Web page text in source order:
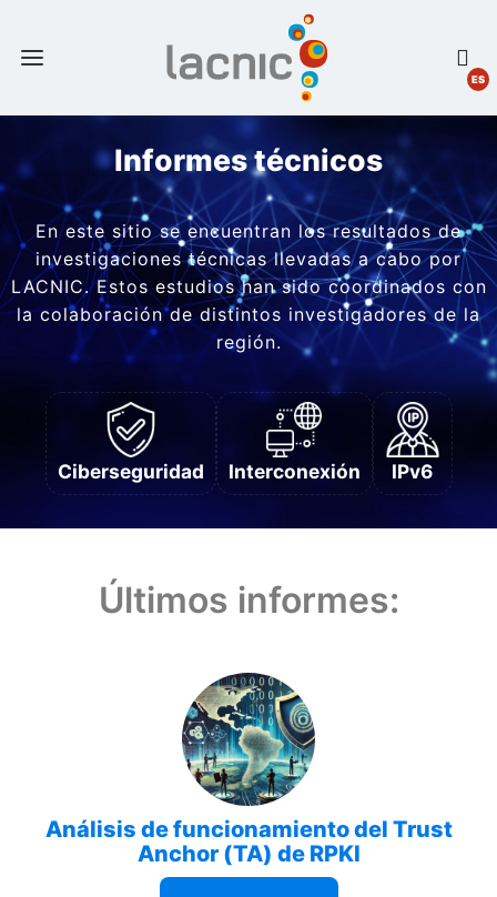
ES
Informes técnicos
En este sitio se encuentran los resultados de
investigaciones técnicas llevadas a cabo por
LACNIC. Estos estudios han sido coordinados con
la colaboración de distintos investigadores de la
región.
Ciberseguridad Interconexión IPv6
Últimos informes:
Análisis de funcionamiento del Trust
Anchor (TA) de RPKI